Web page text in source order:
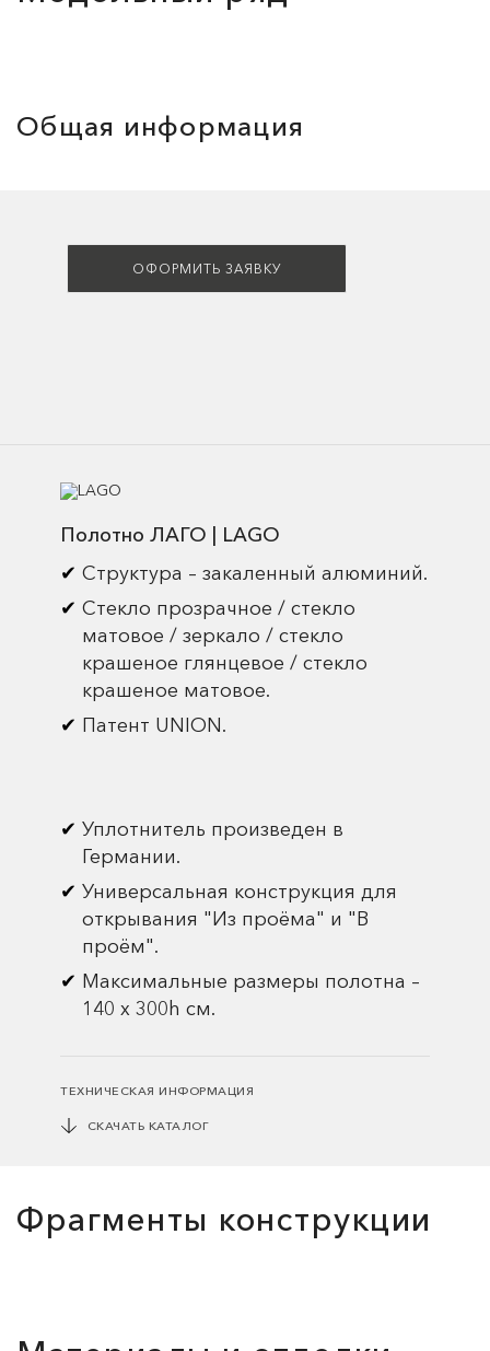
Общая информация
ОФОРМИТЬ ЗАЯВКУ
Полотно ЛАГО | LAGO
Структура – закаленный алюминий.
Стекло прозрачное / стекло
матовое / зеркало / стекло
крашеное глянцевое / стекло
крашеное матовое.
Патент UNION.
Уплотнитель произведен в
Германии.
Универсальная конструкция для
открывания "Из проёма" и "В
проём".
Максимальные размеры полотна –
140 х 300h cм.
ТЕХНИЧЕСКАЯ ИНФОРМАЦИЯ
СКАЧАТЬ КАТАЛОГ
Фрагменты конструкции